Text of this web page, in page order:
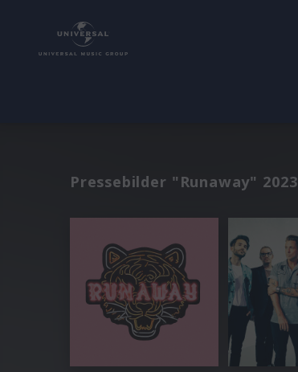
Pressebilder "Runaway" 2023